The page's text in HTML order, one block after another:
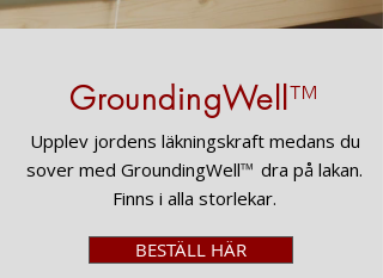
GroundingWell ™
Upplev jordens läkningskraft medans du
sover med GroundingWell™ dra på lakan.
Finns i alla storlekar.
BESTÄLL HÄR